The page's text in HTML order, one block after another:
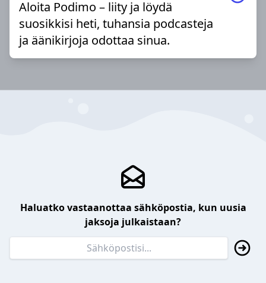
Aloita Podimo – liity ja löydä
suosikkisi heti, tuhansia podcasteja
ja äänikirjoja odottaa sinua.
Haluatko vastaanottaa sähköpostia, kun uusia
jaksoja julkaistaan?